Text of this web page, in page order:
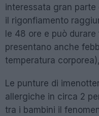
interessata gran
il rigonfiamento
le 48 ore e può
presentano anche
temperatura
Le punture di
allergiche in circa 2
tra i bambini il